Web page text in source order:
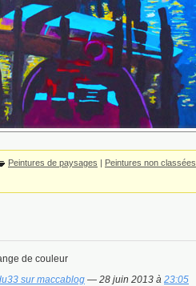
Peintures de paysages Peintures non classées
de couleur
sur maccablog — 28 juin 2013 à 23:05